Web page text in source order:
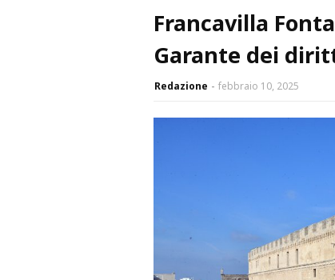
Francavilla
Garante dei
Redazione febbraio 10, 2025